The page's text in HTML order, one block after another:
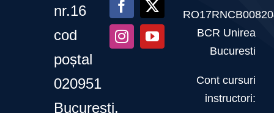
martie
2026
nr.16
cod
poștal
020951
București,
BCR Unirea
Bucuresti
Cont cursuri
instructori: